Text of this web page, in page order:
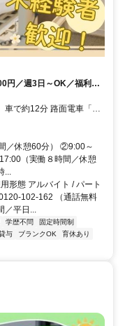
円／週3日～OK／福利厚
で約12分 路面電車「清
／休憩60分） ②9:00～
（実働８時間／休憩
形態 アルバイト / パート
102-162 （通話無料
平日...
学歴不問
固定時間制
与 ブランクOK
育休あり